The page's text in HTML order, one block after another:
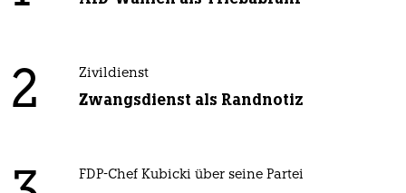
2 Zivildienst
Zwangsdienst als Randnotiz
FDP-Chef Kubicki über seine Partei